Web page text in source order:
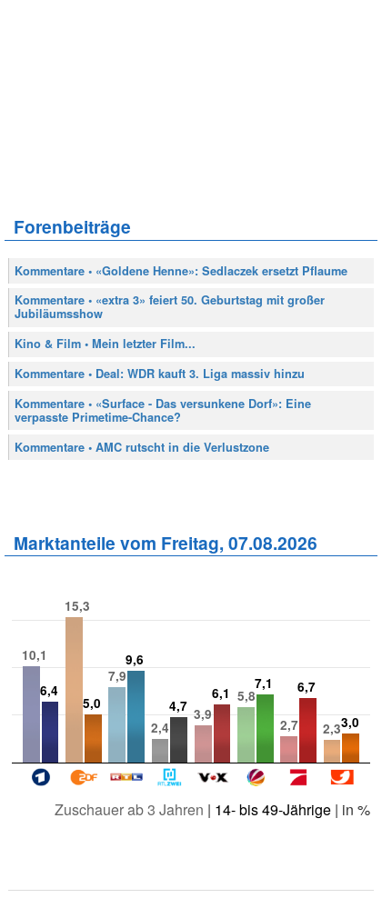
Forenbeiträge
Kommentare • «Goldene Henne»: Sedlaczek ersetzt Pflaume
Kommentare • «extra 3» feiert 50. Geburtstag mit großer
Jubiläumsshow
Kino & Film • Mein letzter Film...
Kommentare • Deal: WDR kauft 3. Liga massiv hinzu
Kommentare • «Surface - Das versunkene Dorf»: Eine
verpasste Primetime-Chance?
Kommentare • AMC rutscht in die Verlustzone
Marktanteile vom Freitag, 07.08.2026
10,1
15,3
7,9
2,4
3,9
5,8
2,7
2,3
6,4
5,0
9,6
4,7
6,1
7,1 6,7
3,0
Zuschauer ab 3 Jahren | 14- bis 49-Jährige| in %